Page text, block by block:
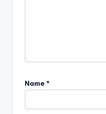
Name *